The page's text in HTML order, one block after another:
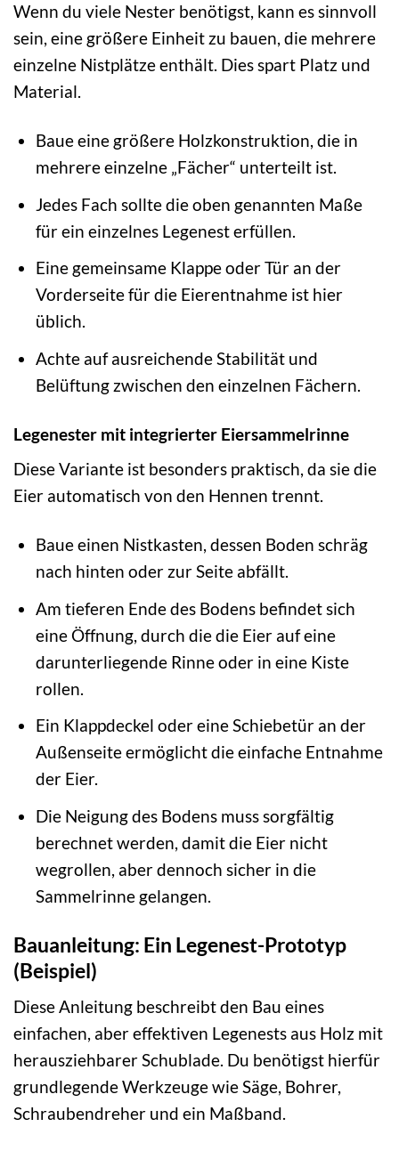
Wenn du viele Nester benötigst, kann es sinnvoll
sein, eine größere Einheit zu bauen, die mehrere
einzelne Nistplätze enthält. Dies spart Platz und
Material.
Baue eine größere Holzkonstruktion, die in
mehrere einzelne „Fächer“ unterteilt ist.
Jedes Fach sollte die oben genannten Maße
für ein einzelnes Legenest erfüllen.
Eine gemeinsame Klappe oder Tür an der
Vorderseite für die Eierentnahme ist hier
üblich.
Achte auf ausreichende Stabilität und
Belüftung zwischen den einzelnen Fächern.
Legenester mit integrierter Eiersammelrinne
Diese Variante ist besonders praktisch, da sie die
Eier automatisch von den Hennen trennt.
Baue einen Nistkasten, dessen Boden schräg
nach hinten oder zur Seite abfällt.
Am tieferen Ende des Bodens befindet sich
eine Öffnung, durch die die Eier auf eine
darunterliegende Rinne oder in eine Kiste
rollen.
Ein Klappdeckel oder eine Schiebetür an der
Außenseite ermöglicht die einfache Entnahme
der Eier.
Die Neigung des Bodens muss sorgfältig
berechnet werden, damit die Eier nicht
wegrollen, aber dennoch sicher in die
Sammelrinne gelangen.
Bauanleitung: Ein Legenest-Prototyp
(Beispiel)
Diese Anleitung beschreibt den Bau eines
einfachen, aber effektiven Legenests aus Holz mit
herausziehbarer Schublade. Du benötigst hierfür
grundlegende Werkzeuge wie Säge, Bohrer,
Schraubendreher und ein Maßband.